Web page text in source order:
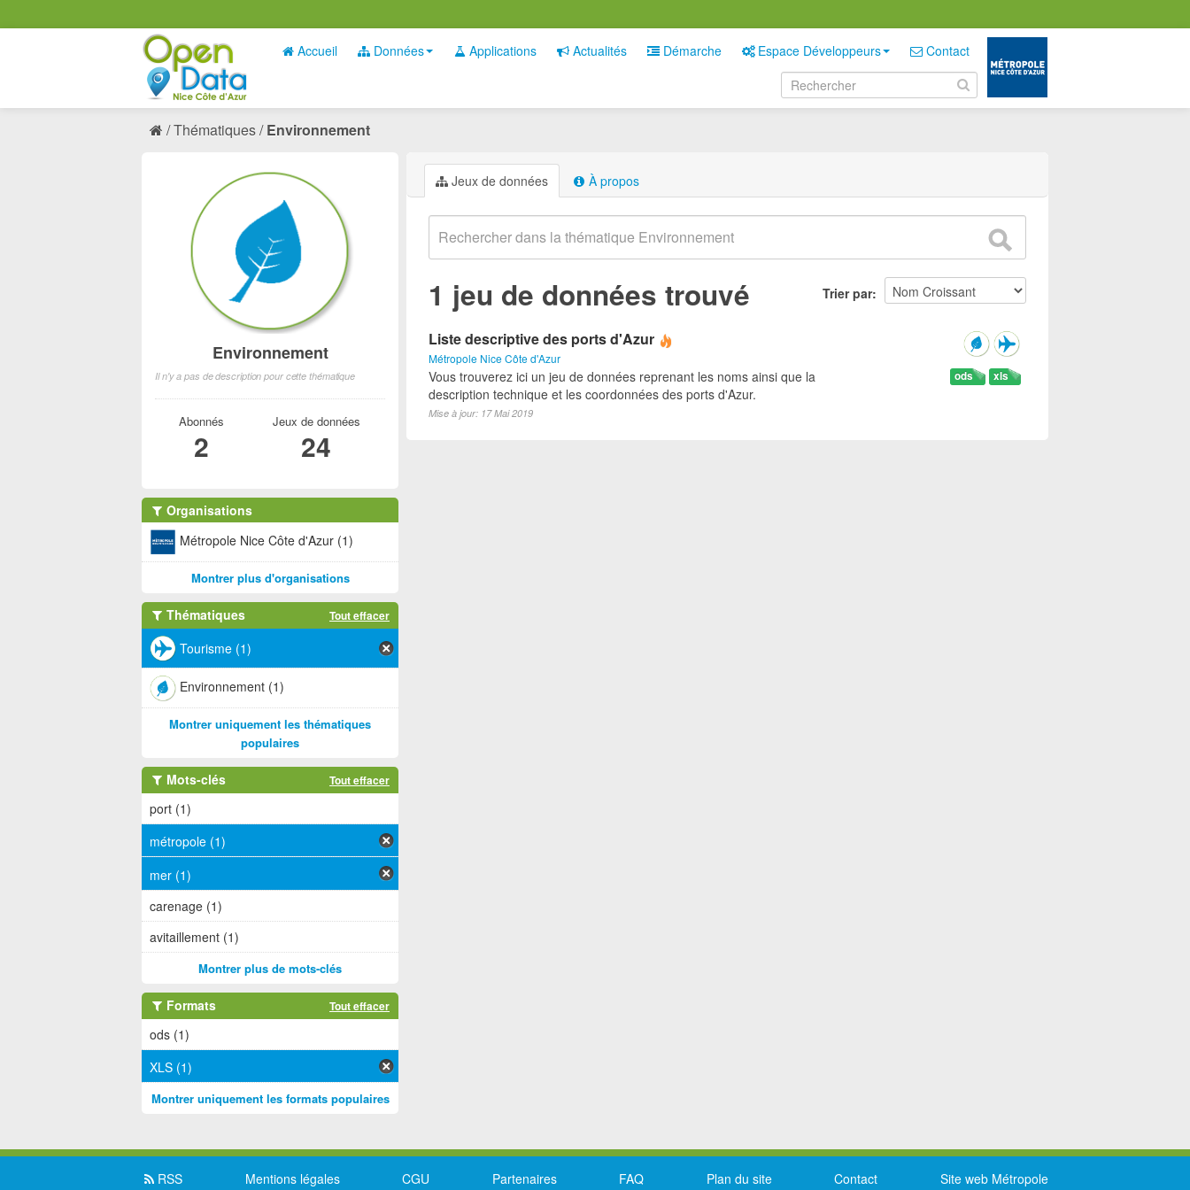
Accueil Données Applications Actualités Démarche Espace Développeurs Contact
Thématiques Environnement
Jeux de données À propos
Trier par
1 jeu de données trouvé
Liste descriptive des ports d'Azur
Métropole Nice Côte d'Azur
xls
ods
Vous trouverez ici un jeu de données reprenant les noms ainsi que la
description technique et les coordonnées des ports d'Azur.
Mise à jour: 17 Mai 2019
Environnement
Il n'y a pas de description pour cette thématique
Abonnés
2
Jeux de données
24
Organisations
Métropole Nice Côte d'Azur (1)
Montrer plus d'organisations
Thématiques Tout effacer
Tourisme (1)
Environnement (1)
Montrer uniquement les thématiques
populaires
Mots-clés Tout effacer
port (1)
métropole (1)
mer (1)
carenage (1)
avitaillement (1)
Montrer plus de mots-clés
Formats Tout effacer
ods (1)
XLS (1)
Montrer uniquement les formats populaires
RSS Mentions légales CGU Partenaires FAQ Plan du site Contact Site web Métropole